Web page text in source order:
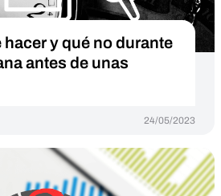
hacer y qué no durante
antes de unas
24/05/2023